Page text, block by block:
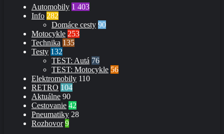
Automobily 1 403
Info 282
Domáce cesty 90
Motocykle 253
Technika 135
Testy 132
TEST: Autá 76
TEST: Motocykle 56
Elektromobily 110
RETRO 104
Aktuálne 90
Cestovanie 42
Pneumatiky 28
Rozhovor 9